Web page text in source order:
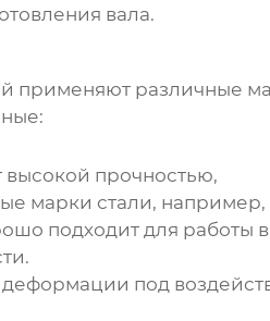
вала.
применяют различные
высокой прочностью,
марки стали, например,
подходит для работы в
деформации под